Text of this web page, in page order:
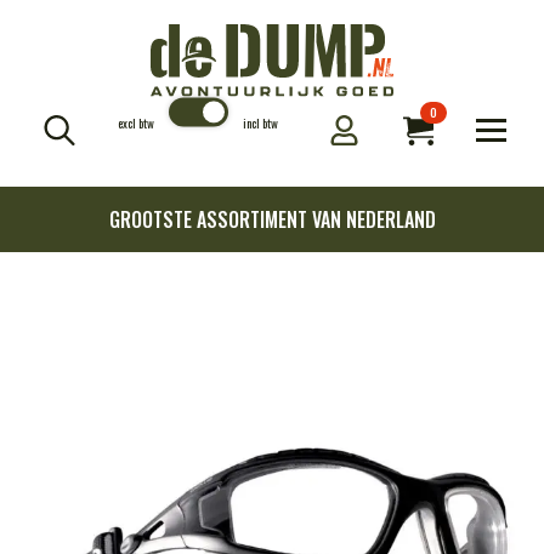
excl btw incl btw
0
GROOTSTE ASSORTIMENT VAN NEDERLAND